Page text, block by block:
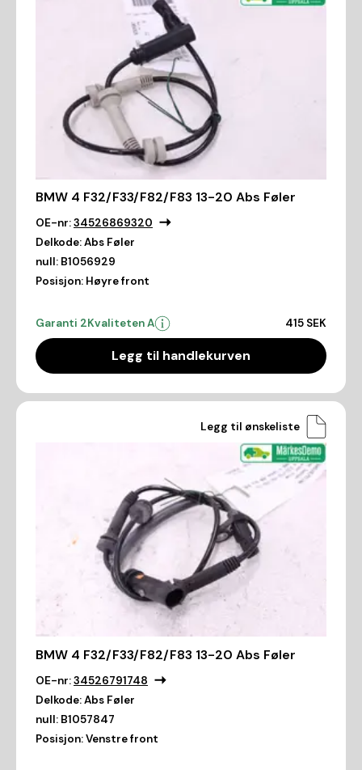
BMW 4 F32/F33/F82/F83 13-20 Abs Føler
OE-nr:34526869320
Delkode:Abs Føler
null: B1056929
Posisjon: Høyre front
Garanti 2Kvaliteten A 415 SEK
Legg til handlekurven
Legg til ønskeliste
BMW 4 F32/F33/F82/F83 13-20 Abs Føler
OE-nr:34526791748
Delkode:Abs Føler
null: B1057847
Posisjon:Venstre front